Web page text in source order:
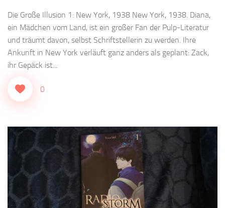
Die Große Illusion 1: New York, 1938 New York, 1938. Diana,
ein Mädchen vom Land, ist ein großer Fan der Pulp-Literatur
und träumt davon, selbst Schriftstellerin zu werden. Ihre
Ankunft in New York verläuft ganz anders als geplant: Zack,
ihr Gepäck ist...
0